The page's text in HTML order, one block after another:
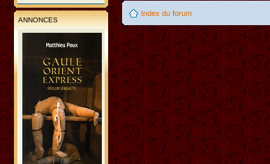
ANNONCES
Index du forum